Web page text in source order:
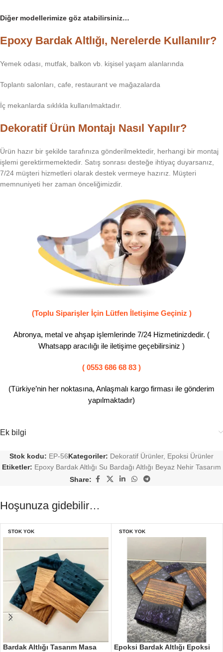
Diğer modellerimize göz atabilirsiniz…
Epoxy Bardak Altlığı, Nerelerde Kullanılır?
Yemek odası, mutfak, balkon vb. kişisel yaşam alanlarında
Toplantı salonları, cafe, restaurant ve mağazalarda
İç mekanlarda sıklıkla kullanılmaktadır.
Dekoratif Ürün Montajı Nasıl Yapılır?
Ürün hazır bir şekilde tarafınıza gönderilmektedir, herhangi bir montaj
işlemi gerektirmemektedir. Satış sonrası desteğe ihtiyaç duyarsanız,
7/24 müşteri hizmetleri olarak destek vermeye hazırız. Müşteri
memnuniyeti her zaman önceliğimizdir.
(Toplu Siparişler İçin Lütfen İletişime Geçiniz )
Abronya, metal ve ahşap işlemlerinde 7/24 Hizmetinizdedir. (
Whatsapp aracılığı ile iletişime geçebilirsiniz )
( 0553 686 68 83 )
(Türkiye’nin her noktasına, Anlaşmalı kargo firması ile gönderim
yapılmaktadır)
Ek bilgi
Stok kodu: EP-56Kategoriler: Dekoratif Ürünler, Epoksi Ürünler
Etiketler: Epoxy Bardak Altlığı Su Bardağı Altlığı Beyaz Nehir Tasarım
Share:
Hoşunuza gidebilir…
STOK YOK
Bardak Altlığı Tasarım Masa
STOK YOK
Epoksi Bardak Altlığı Epoksi